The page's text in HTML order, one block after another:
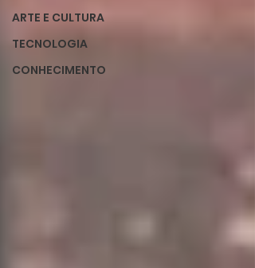
ARTE E CULTURA
TECNOLOGIA
CONHECIMENTO